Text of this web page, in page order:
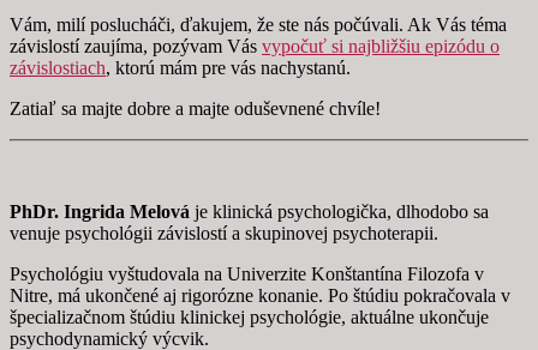
Vám, milí poslucháči, ďakujem, že ste nás počúvali. Ak Vás téma
závislostí zaujíma, pozývam Vás vypočuť si najbližšiu epizódu o
závislostiach, ktorú mám pre vás nachystanú.
Zatiaľ sa majte dobre a majte oduševnené chvíle!
PhDr. Ingrida Melová je klinická psychologička, dlhodobo sa
venuje psychológii závislostí a skupinovej psychoterapii.
Psychológiu vyštudovala na Univerzite Konštantína Filozofa v
Nitre, má ukončené aj rigorózne konanie. Po štúdiu pokračovala v
špecializačnom štúdiu klinickej psychológie, aktuálne ukončuje
psychodynamický výcvik.